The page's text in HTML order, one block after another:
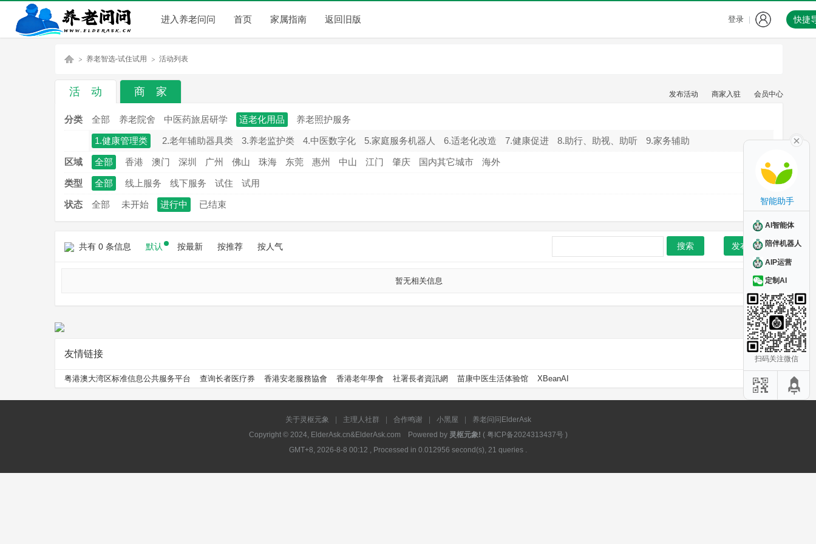
进入养老问问 首页 家属指南 返回旧版 快捷
登录
问
问
养老智选-试住试用 活动列表
活 动 商 家 发布活动 商家入驻 会员中心
分类 全部 养老院舍 中医药旅居研学 适老化用品 养老照护服务
1.健康管理类 2.老年辅助器具类 3.养老监护类 4.中医数字化 5.家庭服务机器人 6.适老化改造 7.健康促进 8.助行、助视、助听 9.家务辅助
区域 全部 香港 澳门 深圳 广州 佛山 珠海 东莞 惠州 中山 江门 肇庆 国内其它城市 海外
类型 全部 线上服务 线下服务 试住 试用
状态 全部 未开始 进行中 已结束
共有 0 条信息 默认 按最新 按推荐 按人气 搜索 发布活动
暂无相关信息
友情链接
粤港澳大湾区标准信息公共服务平台 查询长者医疗券 香港安老服務協會 香港老年學會 社署長者資訊網 苗康中医生活体验馆 XBeanAI
关于灵枢元象 主理人社群 合作鸣谢 小黑屋
养老问问ElderAsk
Copyright © 2024, ElderAsk.cn&ElderAsk.com Powered by 灵枢元象! ( 粤ICP备2024313437号)
GMT+8, 2026-8-8 00:12 , Processed in 0.012956 second(s), 21 queries .
智能助手
AI智能体
陪伴机器人
AIP运营
定制AI
扫码关注微信